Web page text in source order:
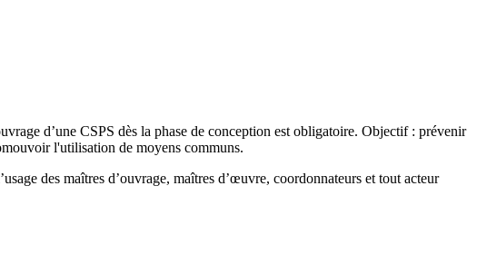
d’une CSPS dès la phase de conception est obligatoire. Objectif : prévenir
l'utilisation de moyens communs.
des maîtres d’ouvrage, maîtres d’œuvre, coordonnateurs et tout acteur